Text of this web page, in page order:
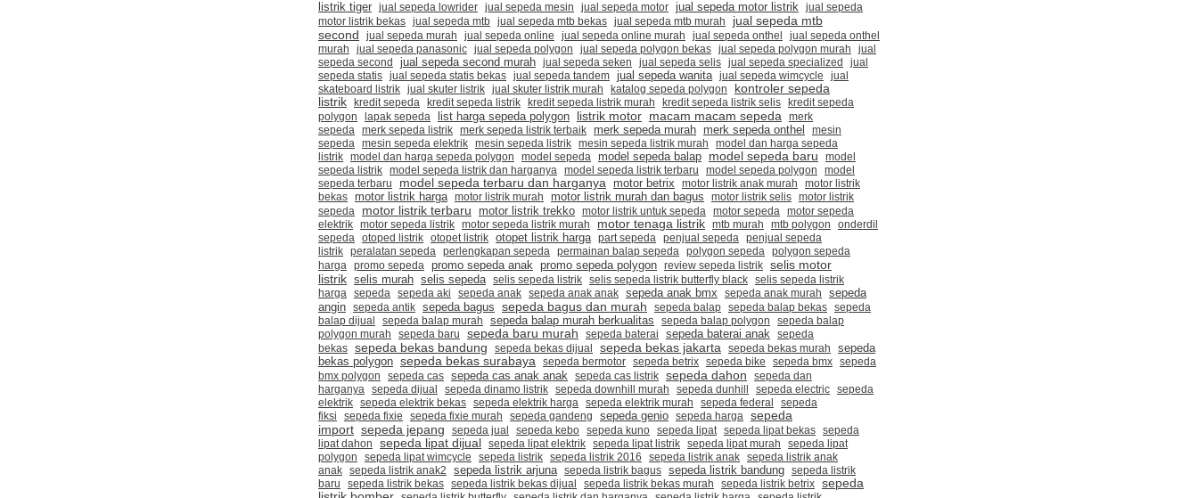
listrik tiger jual sepeda lowrider jual sepeda mesin jual sepeda motor jual sepeda motor listrik jual sepeda
motor listrik bekas jual sepeda mtb jual sepeda mtb bekas jual sepeda mtb murah
jual sepeda mtb
second
jual sepeda murah jual sepeda online jual sepeda online murah jual sepeda onthel
jual sepeda onthel
murah
jual sepeda panasonic jual sepeda polygon jual sepeda polygon bekas jual sepeda polygon murah
jual
sepeda second
jual sepeda second murah jual sepeda seken jual sepeda selis jual sepeda specialized
jual
sepeda statis jual sepeda statis bekas jual sepeda tandem jual sepeda wanita jual sepeda wimcycle
jual
skateboard listrik jual skuter listrik jual skuter listrik murah katalog sepeda polygon
kontroler sepeda
listrik
kredit sepeda kredit sepeda listrik kredit sepeda listrik murah kredit sepeda listrik selis
kredit sepeda
polygon
lapak sepeda list harga sepeda polygon listrik motor macam macam sepeda merk
sepeda merk sepeda listrik merk sepeda listrik terbaik merk sepeda murah merk sepeda onthel
mesin
sepeda mesin sepeda elektrik mesin sepeda listrik mesin sepeda listrik murah
model dan harga sepeda
listrik model dan harga sepeda polygon model sepeda model sepeda balap model sepeda baru
model
sepeda listrik model sepeda listrik dan harganya model sepeda listrik terbaru model sepeda polygon
model
sepeda terbaru
model sepeda terbaru dan harganya motor betrix motor listrik anak murah
motor listrik
bekas
motor listrik harga motor listrik murah motor listrik murah dan bagus motor listrik selis motor listrik
sepeda
motor listrik terbaru motor listrik trekko motor listrik untuk sepeda motor sepeda motor sepeda
elektrik motor sepeda listrik motor sepeda listrik murah motor tenaga listrik mtb murah mtb polygon
onderdil
sepeda otoped listrik otopet listrik otopet listrik harga part sepeda penjual sepeda penjual sepeda
listrik peralatan sepeda perlengkapan sepeda permainan balap sepeda polygon sepeda polygon sepeda
harga promo sepeda promo sepeda anak promo sepeda polygon review sepeda listrik selis motor
listrik selis murah selis sepeda selis sepeda listrik selis sepeda listrik butterfly black selis sepeda listrik
harga sepeda sepeda aki sepeda anak sepeda anak anak sepeda anak bmx sepeda anak murah
sepeda
angin sepeda antik sepeda bagus sepeda bagus dan murah sepeda balap sepeda balap bekas sepeda
balap dijual
sepeda balap murah sepeda balap murah berkualitas sepeda balap polygon
sepeda balap
polygon murah
sepeda baru sepeda baru murah sepeda baterai sepeda baterai anak sepeda
bekas sepeda bekas bandung sepeda bekas dijual sepeda bekas jakarta sepeda bekas murah
sepeda
bekas polygon sepeda bekas surabaya sepeda bermotor sepeda betrix sepeda bike sepeda bmx sepeda
bmx polygon
sepeda cas sepeda cas anak anak sepeda cas listrik sepeda dahon
sepeda dan
harganya sepeda dijual sepeda dinamo listrik sepeda downhill murah sepeda dunhill sepeda electric sepeda
elektrik sepeda elektrik bekas sepeda elektrik harga sepeda elektrik murah sepeda federal
sepeda
fiksi
sepeda fixie sepeda fixie murah sepeda gandeng sepeda genio sepeda harga sepeda
import sepeda jepang sepeda jual sepeda kebo sepeda kuno sepeda lipat sepeda lipat bekas sepeda
lipat dahon
sepeda lipat dijual sepeda lipat elektrik sepeda lipat listrik sepeda lipat murah
sepeda lipat
polygon
sepeda lipat wimcycle sepeda listrik sepeda listrik 2016 sepeda listrik anak sepeda listrik anak
anak sepeda listrik anak2 sepeda listrik arjuna sepeda listrik bagus sepeda listrik bandung sepeda listrik
baru
sepeda listrik bekas sepeda listrik bekas dijual sepeda listrik bekas murah sepeda listrik betrix sepeda